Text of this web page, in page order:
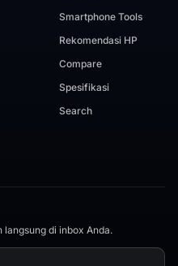
Smartphone Tools
Rekomendasi HP
Compare
Spesifikasi
Search
di inbox Anda.